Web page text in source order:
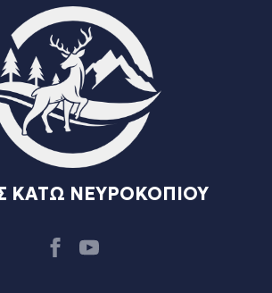
ΚΑΤΩ ΝΕΥΡΟΚΟΠΙΟΥ